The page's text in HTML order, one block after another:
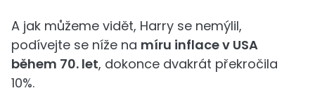
A jak můžeme vidět, Harry se nemýlil,
podívejte se níže na míru inflace v USA
během 70. let, dokonce dvakrát překročila
10%.